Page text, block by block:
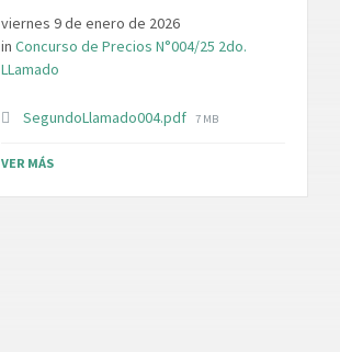
viernes 9 de enero de 2026
inConcurso de Precios N°004/25 2do.
LLamado
SegundoLlamado004.pdf File
7 MB
VER MÁS